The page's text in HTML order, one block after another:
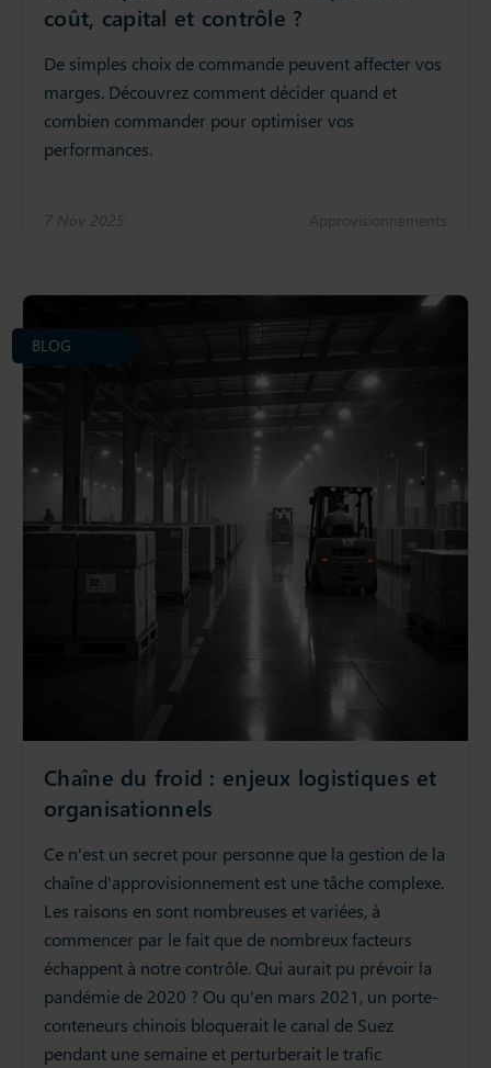
coût, capital et contrôle ?
De simples choix de commande peuvent affecter vos
marges. Découvrez comment décider quand et
combien commander pour optimiser vos
performances.
7 Nov 2025 Approvisionnements
Chaîne du froid : enjeux logistiques et
organisationnels
Ce n'est un secret pour personne que la gestion de la
chaîne d'approvisionnement est une tâche complexe.
Les raisons en sont nombreuses et variées, à
commencer par le fait que de nombreux facteurs
échappent à notre contrôle. Qui aurait pu prévoir la
pandémie de 2020 ? Ou qu'en mars 2021, un porte-
conteneurs chinois bloquerait le canal de Suez
pendant une semaine et perturberait le trafic
BLOG